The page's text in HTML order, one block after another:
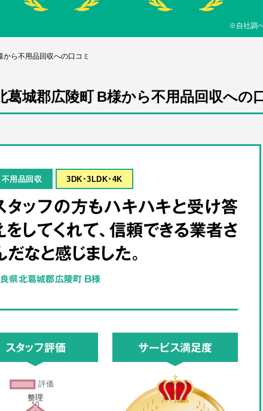
※自社調
ら不用品回収への口コミ
葛城郡広陵町 B様から不用品回収への
不用品回収 3DK･3LDK･4K
タッフの方もハキハキと受け答
をしてくれて、信頼できる業者さ
だなと感じました。
県北葛城郡広陵町 B様
スタッフ評価 サービス満足度